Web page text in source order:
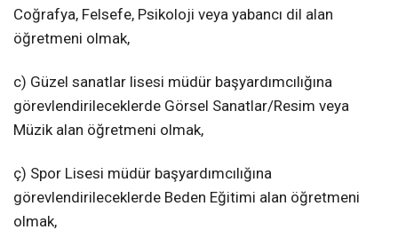
Coğrafya, Felsefe, Psikoloji veya yabancı dil alan
öğretmeni olmak,
c) Güzel sanatlar lisesi müdür başyardımcılığına
görevlendirileceklerde Görsel Sanatlar/Resim veya
Müzik alan öğretmeni olmak,
ç) Spor Lisesi müdür başyardımcılığına
görevlendirileceklerde Beden Eğitimi alan öğretmeni
olmak,